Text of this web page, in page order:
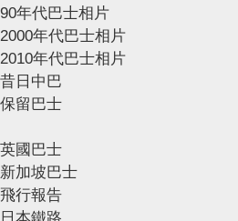
90年代巴士相片
2000年代巴士相片
2010年代巴士相片
昔日中巴
保留巴士
英國巴士
新加坡巴士
飛行報告
日本鐵路